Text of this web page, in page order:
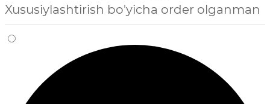
Xususiylashtirish bo'yicha order olganman